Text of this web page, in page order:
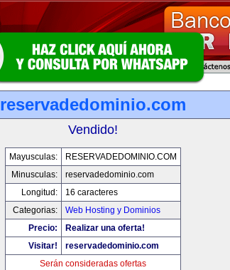
reservadedominio.com
Vendido!
Mayusculas:
RESERVADEDOMINIO.COM
Minusculas:
reservadedominio.com
Longitud:
16 caracteres
Categorias:
Web Hosting y Dominios
Precio:
Realizar una oferta!
Visitar!
reservadedominio.com
Serán consideradas ofertas